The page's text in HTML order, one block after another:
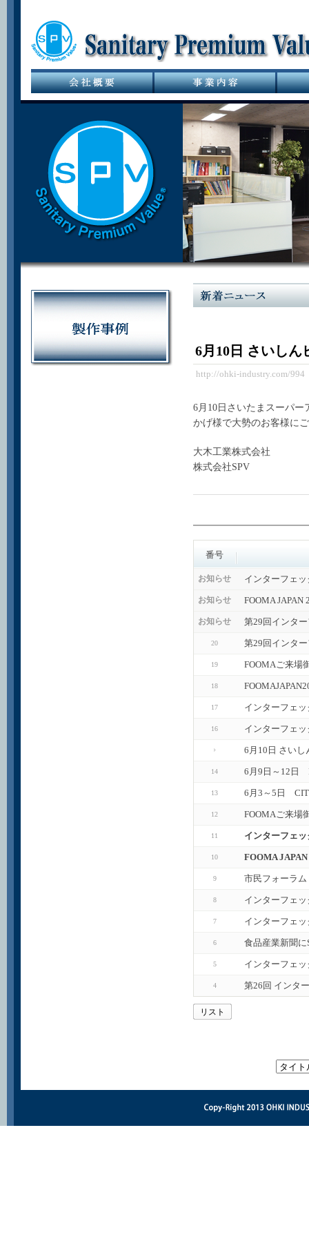
6月10日 さいしん
http://ohki-industry.com/994
6月10日さいたまスーパ
かげ様で大勢のお客様に
大木工業株式会社
株式会社SPV
番号
お知らせ インターフェ
お知らせ FOOMA JAPAN
お知らせ 第29回インタ
20 第29回インタ
19 FOOMAご来場
18
17 インターフェ
16 インターフェ
6月10日 さいし
14 6月9日～12日
13 6月3～5日
12 FOOMAご来場
11 インターフェ
10 FOOMA
9 市民フォーラ
8 インターフェ
7 インターフェ
6 食品産業新聞
5 インターフェ
4 第26回 インタ
リスト